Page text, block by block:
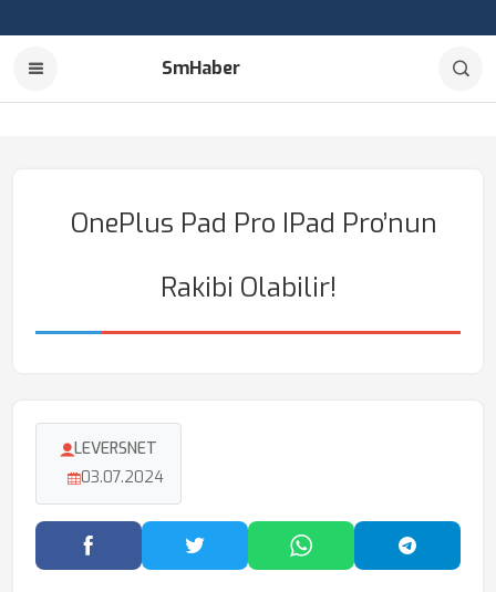
SmHaber
OnePlus Pad Pro IPad Pro’nun
Rakibi Olabilir!
LEVERSNET
03.07.2024
Facebook'ta PaylaşTwitter'da PaylaşWhatsApp'ta Paylaş